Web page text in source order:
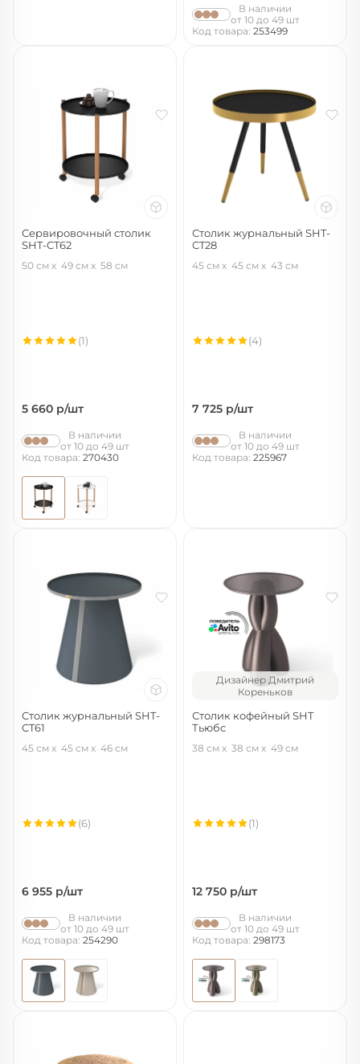
В наличии
от 10 до 49 шт
Код товара: 253499
Сервировочный столик
SHT-CT62
50 см 49 см 58 см
5 660 р/шт
(1)
В наличии
от 10 до 49 шт
Код товара: 270430
Столик журнальный SHT-
CT28
45 см 45 см 43 см
7 725 р/шт
(4)
В наличии
от 10 до 49 шт
Код товара: 225967
Столик журнальный SHT-
CT61
45 см 45 см 46 см
6 955 р/шт
(6)
В наличии
от 10 до 49 шт
Код товара: 254290
Дизайнер Дмитрий
Кореньков
Столик кофейный SHT
Тьюбс
38 см 38 см 49 см
12 750 р/шт
(1)
В наличии
от 10 до 49 шт
Код товара: 298173